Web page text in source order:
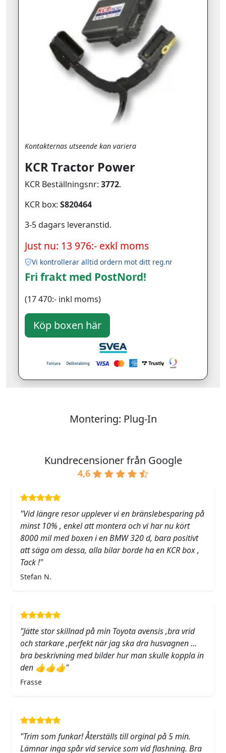
Kontakternas utseende kan variera
KCR Tractor Power
KCR Beställningsnr: 3772.
KCR box: S820464
3-5 dagars leveranstid.
Just nu: 13 976:- exkl moms
Vi kontrollerar alltid ordern mot ditt reg.nr
Fri frakt med PostNord!
(17 470:- inkl moms)
Montering: Plug-In
Kundrecensioner från Google
4,6
"Vid längre resor upplever vi en bränslebesparing på
minst 10% , enkel att montera och vi har nu kört
8000 mil med boxen i en BMW 320 d, bara positivt
att säga om dessa, alla bilar borde ha en KCR box ,
Tack !"
Stefan N.
"Jätte stor skillnad på min Toyota avensis ,bra vrid
och starkare ,perfekt när jag ska dra husvagnen …
bra beskrivning med bilder hur man skulle koppla in
den 👍👍👍"
Frasse
"Trim som funkar! Återställs till orginal på 5 min.
Lämnar inga spår vid service som vid flashning. Bra